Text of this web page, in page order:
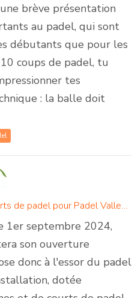
brève présentation
au padel, qui sont
débutants que pour les
coups de padel, tu
tes
: la balle doit
Padelcreations construit des courts de padel pour Padel Valley Wuppertal - Ouverture le 1er septembre 2024
1er septembre 2024,
son ouverture
donc à l'essor du padel
dotée